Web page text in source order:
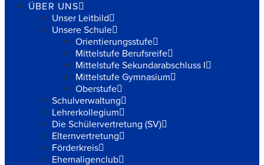
ÜBER UNS
Unser Leitbild
Unsere Schule
Orientierungsstufe
Mittelstufe Berufsreife
Mittelstufe Sekundarabschluss I
Mittelstufe Gymnasium
Oberstufe
Schulverwaltung
Lehrerkollegium
Die Schülervertretung (SV)
Elternvertretung
Förderkreis
Ehemaligenclub